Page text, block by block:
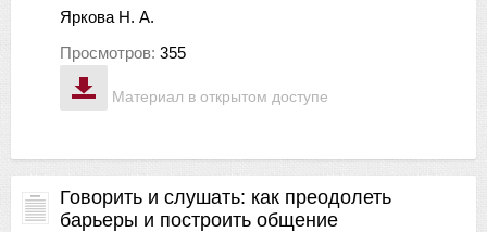
Материал в открытом доступе
Яркова Н. А.
Просмотров: 355
Говорить и слушать: как преодолеть
барьеры и построить общение